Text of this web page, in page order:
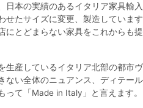
日本の実績のあるイタリア家具輸
せたサイズに変更、製造していま
とどまらない家具をこれからも
生産しているイタリア北部の都市
ない全体のニュアンス、ディテー
て「Made in Italy」と言えます。